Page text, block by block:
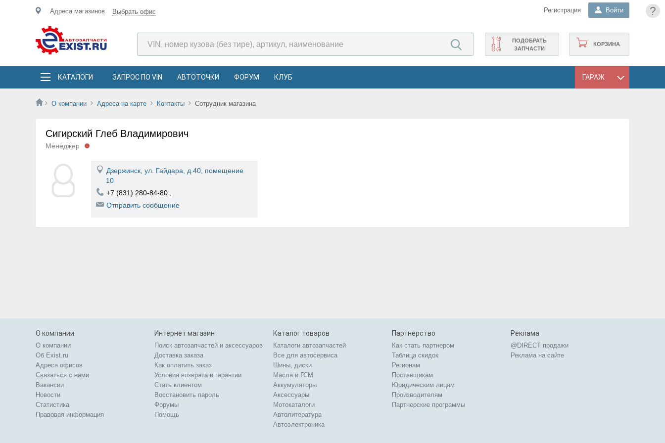
?
Адреса магазинов Выбрать офис Регистрация Войти
КОРЗИНА
ПОДОБРАТЬ
ЗАПЧАСТИ
КАТАЛОГИ ЗАПРОС ПО VIN АВТОТОЧКИ ФОРУМ КЛУБ ГАРАЖ
О компании Адреса на карте Контакты Сотрудник магазина
Сигирский Глеб Владимирович
Менеджер
Дзержинск, ул. Гайдара, д.40, помещение
10
+7 (831) 280-84-80
Отправить сообщение
О компании
О компании
Об Exist.ru
Адреса офисов
Связаться с нами
Вакансии
Новости
Статистика
Правовая информация
Интернет магазин
Поиск автозапчастей и аксессуаров
Доставка заказа
Как оплатить заказ
Условия возврата и гарантии
Стать клиентом
Восстановить пароль
Форумы
Помощь
Каталог товаров
Каталоги автозапчастей
Все для автосервиса
Шины, диски
Масла и ГСМ
Аккумуляторы
Аксессуары
Мотокаталоги
Автолитература
Автоэлектроника
Партнерство
Как стать партнером
Таблица скидок
Регионам
Поставщикам
Юридическим лицам
Производителям
Партнерские программы
Реклама
@DIRECT продажи
Реклама на сайте